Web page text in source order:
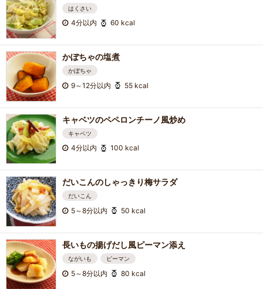
はくさい
4分以内 60 kcal
かぼちゃの塩煮
かぼちゃ
9～12分以内 55 kcal
キャベツのペペロンチーノ風炒め
キャベツ
4分以内 100 kcal
だいこんのしゃっきり梅サラダ
だいこん
5～8分以内 50 kcal
長いもの揚げだし風ピーマン添え
ながいも ピーマン
5～8分以内 80 kcal